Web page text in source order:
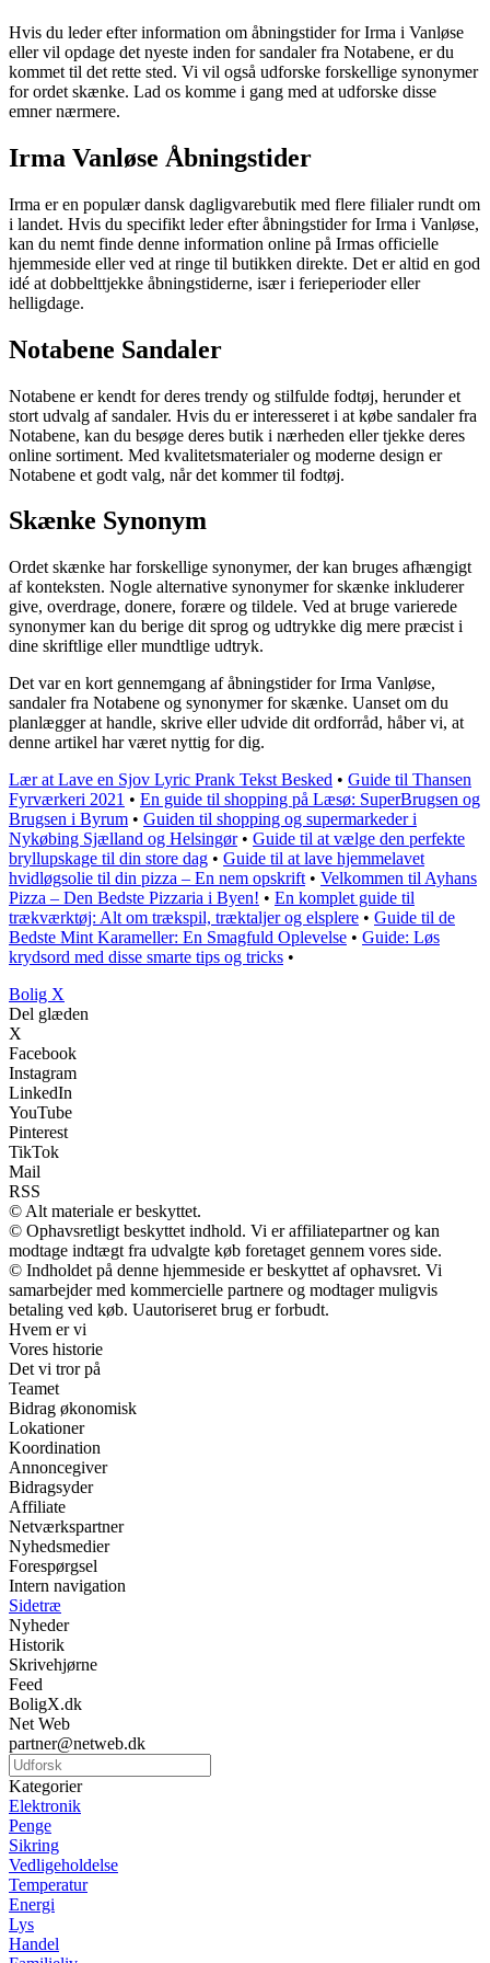
Hvis du leder efter information om åbningstider for Irma i Vanløse
eller vil opdage det nyeste inden for sandaler fra Notabene, er du
kommet til det rette sted. Vi vil også udforske forskellige synonymer
for ordet skænke. Lad os komme i gang med at udforske disse
emner nærmere.
Irma Vanløse Åbningstider
Irma er en populær dansk dagligvarebutik med flere filialer rundt om
i landet. Hvis du specifikt leder efter åbningstider for Irma i Vanløse,
kan du nemt finde denne information online på Irmas officielle
hjemmeside eller ved at ringe til butikken direkte. Det er altid en god
idé at dobbelttjekke åbningstiderne, især i ferieperioder eller
helligdage.
Notabene Sandaler
Notabene er kendt for deres trendy og stilfulde fodtøj, herunder et
stort udvalg af sandaler. Hvis du er interesseret i at købe sandaler fra
Notabene, kan du besøge deres butik i nærheden eller tjekke deres
online sortiment. Med kvalitetsmaterialer og moderne design er
Notabene et godt valg, når det kommer til fodtøj.
Skænke Synonym
Ordet skænke har forskellige synonymer, der kan bruges afhængigt
af konteksten. Nogle alternative synonymer for skænke inkluderer
give, overdrage, donere, forære og tildele. Ved at bruge varierede
synonymer kan du berige dit sprog og udtrykke dig mere præcist i
dine skriftlige eller mundtlige udtryk.
Det var en kort gennemgang af åbningstider for Irma Vanløse,
sandaler fra Notabene og synonymer for skænke. Uanset om du
planlægger at handle, skrive eller udvide dit ordforråd, håber vi, at
denne artikel har været nyttig for dig.
Lær at Lave en Sjov Lyric Prank Tekst Besked • Guide til Thansen
Fyrværkeri 2021 • En guide til shopping på Læsø: SuperBrugsen og
Brugsen i Byrum • Guiden til shopping og supermarkeder i
Nykøbing Sjælland og Helsingør• Guide til at vælge den perfekte
bryllupskage til din store dag • Guide til at lave hjemmelavet
hvidløgsolie til din pizza – En nem opskrift • Velkommen til Ayhans
Pizza – Den Bedste Pizzaria i Byen! • En komplet guide til
trækværktøj: Alt om trækspil, træktaljer og elsplere • Guide til de
Bedste Mint Karameller: En Smagfuld Oplevelse • Guide: Løs
krydsord med disse smarte tips og tricks •
Bolig X
Del glæden
X
Facebook
Instagram
LinkedIn
YouTube
Pinterest
TikTok
Mail
RSS
© Alt materiale er beskyttet.
© Ophavsretligt beskyttet indhold. Vi er affiliatepartner og kan
modtage indtægt fra udvalgte køb foretaget gennem vores side.
© Indholdet på denne hjemmeside er beskyttet af ophavsret. Vi
samarbejder med kommercielle partnere og modtager muligvis
betaling ved køb. Uautoriseret brug er forbudt.
Hvem er vi
Vores historie
Det vi tror på
Teamet
Bidrag økonomisk
Lokationer
Koordination
Annoncegiver
Bidragsyder
Affiliate
Netværkspartner
Nyhedsmedier
Forespørgsel
Intern navigation
Sidetræ
Nyheder
Historik
Skrivehjørne
Feed
BoligX.dk
Net Web
partner@netweb.dk
Kategorier
Elektronik
Penge
Sikring
Vedligeholdelse
Temperatur
Energi
Lys
Handel